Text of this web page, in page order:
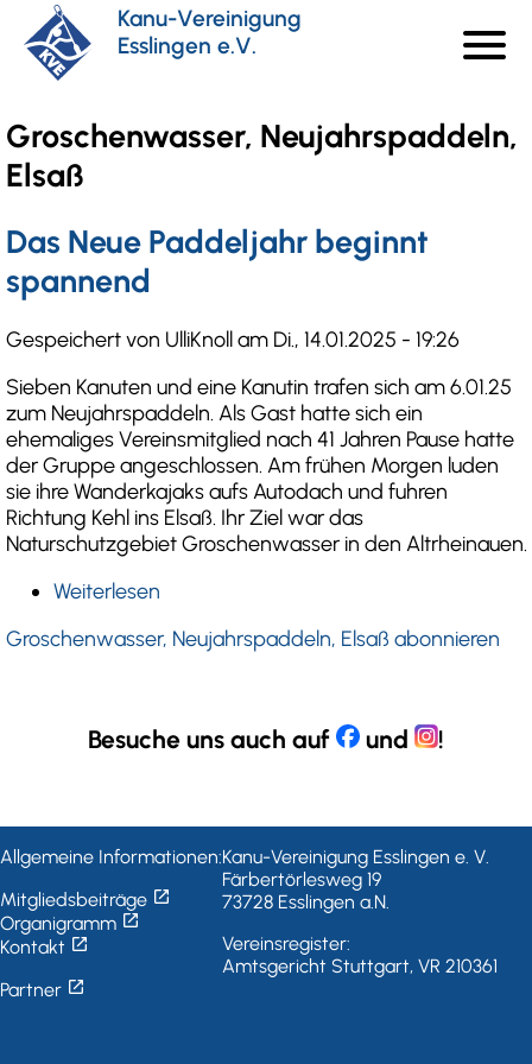
zum
Inhalt
Kanu-Vereinigung
Esslingen e.V.
menu
Groschenwasser, Neujahrspaddeln,
Elsaß
Das Neue Paddeljahr beginnt
spannend
Gespeichert von UlliKnollam Di., 14.01.2025 - 19:26
Sieben Kanuten und eine Kanutin trafen sich am 6.01.25
zum Neujahrspaddeln. Als Gast hatte sich ein
ehemaliges Vereinsmitglied nach 41 Jahren Pause hatte
der Gruppe angeschlossen. Am frühen Morgen luden
sie ihre Wanderkajaks aufs Autodach und fuhren
Richtung Kehl ins Elsaß. Ihr Ziel war das
Naturschutzgebiet Groschenwasser in den Altrheinauen.
Weiterlesen
Neue
Groschenwasser, Neujahrspaddeln, Elsaß abonnieren
Besuche uns auch auf und !
Allgemeine Informationen:
Mitgliedsbeiträge open_in_new
Organigramm open_in_new
Kontakt open_in_new
Partner open_in_new
Kanu-Vereinigung Esslingen e. V.
Färbertörlesweg 19
73728 Esslingen a.N.
Vereinsregister:
Amtsgericht Stuttgart, VR 210361